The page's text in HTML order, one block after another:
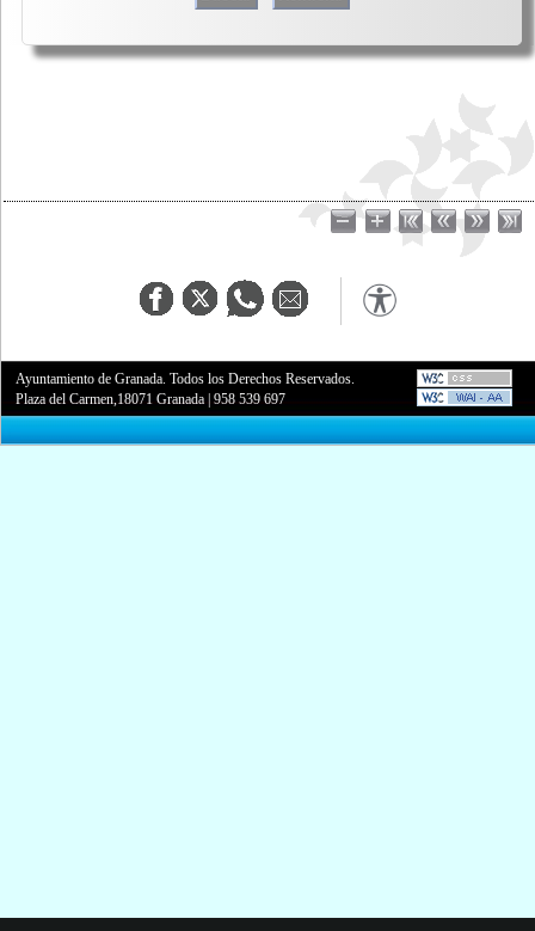
Ayuntamiento de Granada. Todos los Derechos Reservados.
Plaza del Carmen,18071 Granada |958 539 697